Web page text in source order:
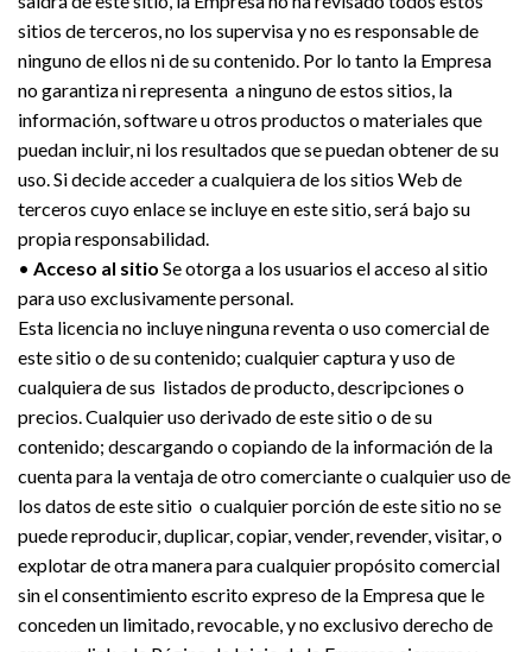
sitios de terceros, no los supervisa y no es responsable de
ninguno de ellos ni de su contenido. Por lo tanto la Empresa
no garantiza ni representa a ninguno de estos sitios, la
información, software u otros productos o materiales que
puedan incluir, ni los resultados que se puedan obtener de su
uso. Si decide acceder a cualquiera de los sitios Web de
terceros cuyo enlace se incluye en este sitio, será bajo su
propia responsabilidad.
• Acceso al sitio Se otorga a los usuarios el acceso al sitio
para uso exclusivamente personal.
Esta licencia no incluye ninguna reventa o uso comercial de
este sitio o de su contenido; cualquier captura y uso de
cualquiera de sus listados de producto, descripciones o
precios. Cualquier uso derivado de este sitio o de su
contenido; descargando o copiando de la información de la
cuenta para la ventaja de otro comerciante o cualquier uso de
los datos de este sitio o cualquier porción de este sitio no se
puede reproducir, duplicar, copiar, vender, revender, visitar, o
explotar de otra manera para cualquier propósito comercial
sin el consentimiento escrito expreso de la Empresa que le
conceden un limitado, revocable, y no exclusivo derecho de